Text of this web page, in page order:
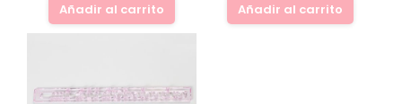
Añadir al carrito Añadir al carrito